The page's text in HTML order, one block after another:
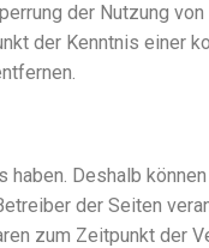
der Nutzung
der Kenntnis einer
Deshalb
der Seiten
zum Zeitpunkt der